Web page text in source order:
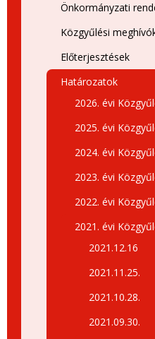
Önkormányzati
Közgyűlési
Előterjesztések
Határozatok
2026. évi
2025. évi
2024. évi
2023. évi
2022. évi
2021. évi
2021.12.16
2021.11.25.
2021.10.28.
2021.09.30.